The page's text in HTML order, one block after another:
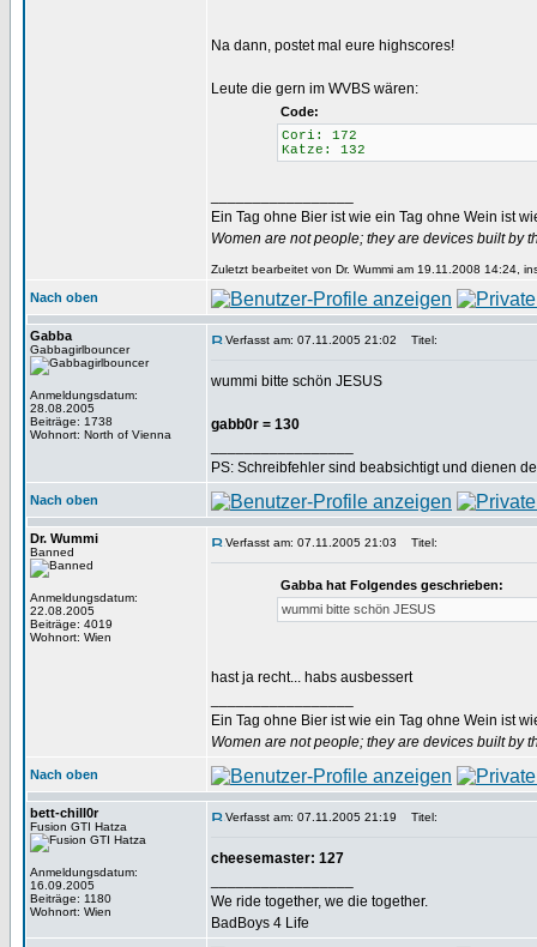
Na dann, postet mal eure highscores!
Leute die gern im WVBS wären:
Code:
Cori: 172
Katze: 132
Ein Tag ohne Bier ist wie ein Tag ohne Wein ist
Women are not people; they are devices built by
Zuletzt bearbeitet von Dr. Wummi am 19.11.2008 14:24,
Nach oben
Gabba
Gabbagirlbouncer
Anmeldungsdatum:
28.08.2005
Beiträge: 1738
Wohnort: North of Vienna
Verfasst am: 07.11.2005 21:02 Titel:
wummi bitte schön JESUS
gabb0r = 130
PS: Schreibfehler sind beabsichtigt und dienen
Nach oben
Dr. Wummi
Banned
Anmeldungsdatum:
22.08.2005
Beiträge: 4019
Wohnort: Wien
Verfasst am: 07.11.2005 21:03 Titel:
Gabba hat Folgendes geschrieben:
wummi bitte schön JESUS
hast ja recht... habs ausbessert
Ein Tag ohne Bier ist wie ein Tag ohne Wein ist
Women are not people; they are devices built by
Nach oben
bett-chill0r
Fusion GTI Hatza
Anmeldungsdatum:
16.09.2005
Beiträge: 1180
Wohnort: Wien
Verfasst am: 07.11.2005 21:19 Titel:
cheesemaster: 127
We ride together, we die together.
BadBoys 4 Life